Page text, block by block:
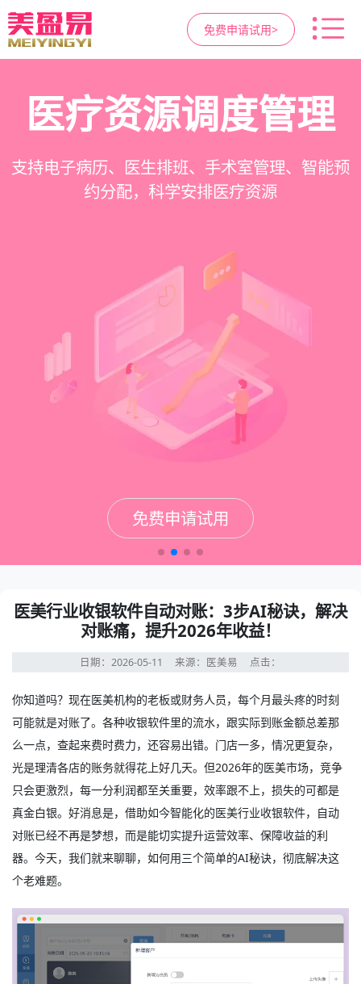
免费申请试用>
智慧医美管理系统
一站式解决医美机构预约、咨询、手术安排、会
员管理、财务核算全流程管理
免费申请试用
医疗资源调度管理
支持电子病历、医生排班、手术室管理、智能预
约分配，科学安排医疗资源
免费申请试用
高净值客户价值挖掘
支持客户分级管理、消费轨迹追踪、个性化方案
定制、实现客户长期价值挖掘
免费申请试用
营销与私域运营
提供小程序商城、私域scrm、项目套餐、裂变分
销多种营销工具，助力获客与转化
免费申请试用
医美行业收银软件自动对账：3步AI秘诀，解决
对账痛，提升2026年收益！
日期：2026-05-11 来源：医美易 点击：
你知道吗？现在医美机构的老板或财务人员，每个月最头疼的时刻
可能就是对账了。各种收银软件里的流水，跟实际到账金额总差那
么一点，查起来费时费力，还容易出错。门店一多，情况更复杂，
光是理清各店的账务就得花上好几天。但2026年的医美市场，竞争
只会更激烈，每一分利润都至关重要，效率跟不上，损失的可都是
真金白银。好消息是，借助如今智能化的医美行业收银软件，自动
对账已经不再是梦想，而是能切实提升运营效率、保障收益的利
器。今天，我们就来聊聊，如何用三个简单的AI秘诀，彻底解决这
个老难题。